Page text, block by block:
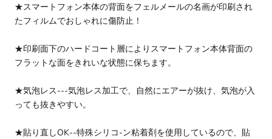
★スマートフォン本体の背面をフェルメールの名画が印刷され
たフィルムでおしゃれに傷防止！
★印刷面下のハードコート層によりスマートフォン本体背面の
フラットな面をきれいな状態に保ちます。
★気泡レス---気泡レス加工で、自然にエアーが抜け、気泡が入
っても抜きやすい。
★貼り直しOK--特殊シリコ-ン粘着剤を使用しているので、貼